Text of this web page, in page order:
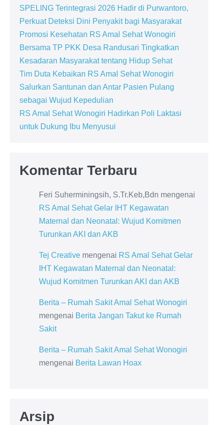
SPELING Terintegrasi 2026 Hadir di Purwantoro,
Perkuat Deteksi Dini Penyakit bagi Masyarakat
Promosi Kesehatan RS Amal Sehat Wonogiri
Bersama TP PKK Desa Randusari Tingkatkan
Kesadaran Masyarakat tentang Hidup Sehat
Tim Duta Kebaikan RS Amal Sehat Wonogiri
Salurkan Santunan dan Antar Pasien Pulang
sebagai Wujud Kepedulian
RS Amal Sehat Wonogiri Hadirkan Poli Laktasi
untuk Dukung Ibu Menyusui
Komentar Terbaru
Feri Suherminingsih, S.Tr.Keb,Bdn mengenai
RS Amal Sehat Gelar IHT Kegawatan
Maternal dan Neonatal: Wujud Komitmen
Turunkan AKI dan AKB
Tej Creative mengenai RS Amal Sehat Gelar
IHT Kegawatan Maternal dan Neonatal:
Wujud Komitmen Turunkan AKI dan AKB
Berita – Rumah Sakit Amal Sehat Wonogiri
mengenai Berita Jangan Takut ke Rumah
Sakit
Berita – Rumah Sakit Amal Sehat Wonogiri
mengenai Berita Lawan Hoax
Arsip